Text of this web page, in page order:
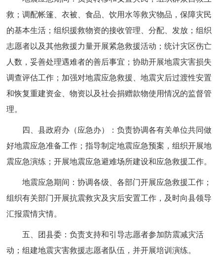
救；调配帐篷、衣被、食品、饮用水等救灾物品，保障灾民
的基本生活；组织援救物资的接收管理、分配、发放；组织
志愿者以及其他救援力量开展紧急救援活动；统计灾区伤亡
人数，妥善处理遇难者的善后事宜；协助开展地震灾害损失
调查评估工作；加强对地震应急救援、地震灾后过渡性安置
和恢复重建资金、物资以及社会捐赠款物使用情况的监督管
理。
四、县政府办（应急办）：负责协调各有关单位共同做
好地震应急准备工作；指导制定地震应急预案，组织开展地
震应急演练；开展地震应急避难场所建设和应急救援工作。
地震应急期间：协调各级、各部门开展应急救援工作；
组织有关部门开展抗震救灾及灾后安置工作，及时向县领导
汇报震情灾情。
五、团县委：负责支持和引导志愿者参加防震减灾活
动；组建地震灾害救援志愿者队伍，并开展培训演练。